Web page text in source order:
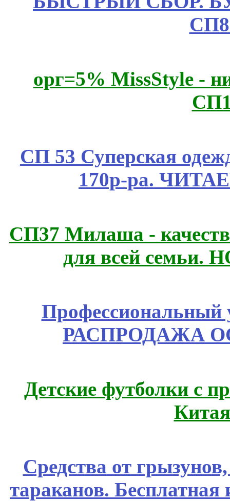
орг=5% MissStyle -
СП 53 Суперская
170р-ра.
СП37 Милаша -
для всей семьи.
Профессиональный
РАСПРОДАЖА
Детские футболки с
Средства от
тараканов.